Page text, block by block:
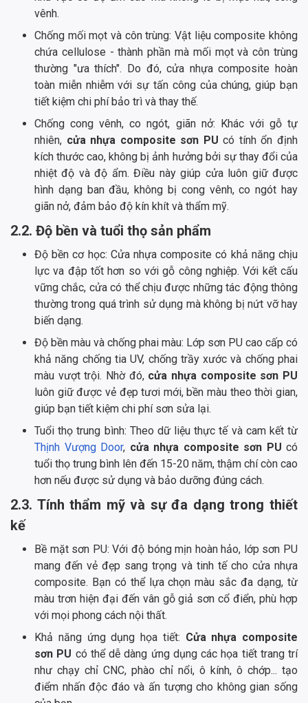
vênh.
Chống mối mọt và côn trùng: Vật liệu composite không
chứa cellulose - thành phần mà mối mọt và côn trùng
thường "ưa thích". Do đó, cửa nhựa composite hoàn
toàn miễn nhiễm với sự tấn công của chúng, giúp bạn
tiết kiệm chi phí bảo trì và thay thế.
Chống cong vênh, co ngót, giãn nở: Khác với gỗ tự
nhiên, cửa nhựa composite sơn PU có tính ổn định
kích thước cao, không bị ảnh hưởng bởi sự thay đổi của
nhiệt độ và độ ẩm. Điều này giúp cửa luôn giữ được
hình dạng ban đầu, không bị cong vênh, co ngót hay
giãn nở, đảm bảo độ kín khít và thẩm mỹ.
2.2. Độ bền và tuổi thọ sản phẩm
Độ bền cơ học: Cửa nhựa composite có khả năng chịu
lực va đập tốt hơn so với gỗ công nghiệp. Với kết cấu
vững chắc, cửa có thể chịu được những tác động thông
thường trong quá trình sử dụng mà không bị nứt vỡ hay
biến dạng.
Độ bền màu và chống phai màu: Lớp sơn PU cao cấp có
khả năng chống tia UV, chống trầy xước và chống phai
màu vượt trội. Nhờ đó, cửa nhựa composite sơn PU
luôn giữ được vẻ đẹp tươi mới, bền màu theo thời gian,
giúp bạn tiết kiệm chi phí sơn sửa lại.
Tuổi thọ trung bình: Theo dữ liệu thực tế và cam kết từ
Thịnh Vượng Door, cửa nhựa composite sơn PU có
tuổi thọ trung bình lên đến 15-20 năm, thậm chí còn cao
hơn nếu được sử dụng và bảo dưỡng đúng cách.
2.3. Tính thẩm mỹ và sự đa dạng trong thiết
kế
Bề mặt sơn PU: Với độ bóng mịn hoàn hảo, lớp sơn PU
mang đến vẻ đẹp sang trọng và tinh tế cho cửa nhựa
composite. Bạn có thể lựa chọn màu sắc đa dạng, từ
màu trơn hiện đại đến vân gỗ giả sơn cổ điển, phù hợp
với mọi phong cách nội thất.
Khả năng ứng dụng họa tiết: Cửa nhựa composite
sơn PU có thể dễ dàng ứng dụng các họa tiết trang trí
như chạy chỉ CNC, phào chỉ nổi, ô kính, ô chớp... tạo
điểm nhấn độc đáo và ấn tượng cho không gian sống